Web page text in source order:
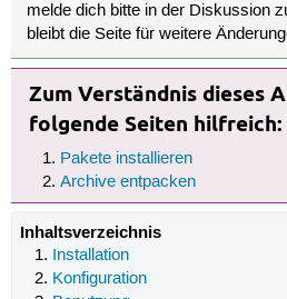
melde dich bitte in der Diskussion
bleibt die Seite für weitere
Zum Verständnis dieses
folgende Seiten hilfreich:
Pakete installieren
Archive entpacken
Inhaltsverzeichnis
Installation
Konfiguration